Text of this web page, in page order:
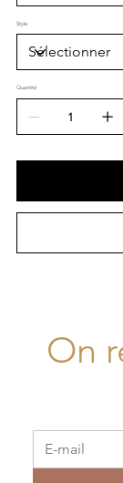
Style
Quantité
On